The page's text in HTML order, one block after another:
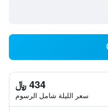
434 ﷼
سعر الليلة شامل الرسوم